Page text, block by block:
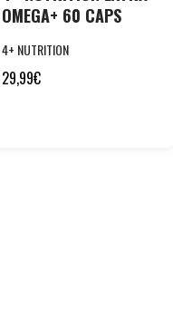
OMEGA+ 60 CAPS
4+ NUTRITION
29,99€